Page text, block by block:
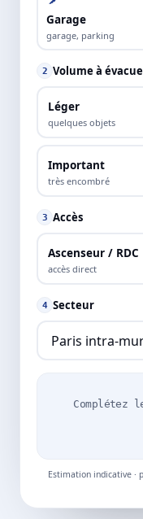
Garage
garage, parking
2 Volume à
Léger
quelques objets
Important
très encombré
3 Accès
Ascenseur / RDC
accès direct
4 Secteur
Complétez
Estimation indicative ·